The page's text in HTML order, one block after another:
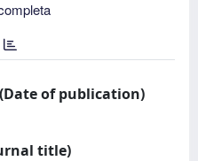
of publication)
title)